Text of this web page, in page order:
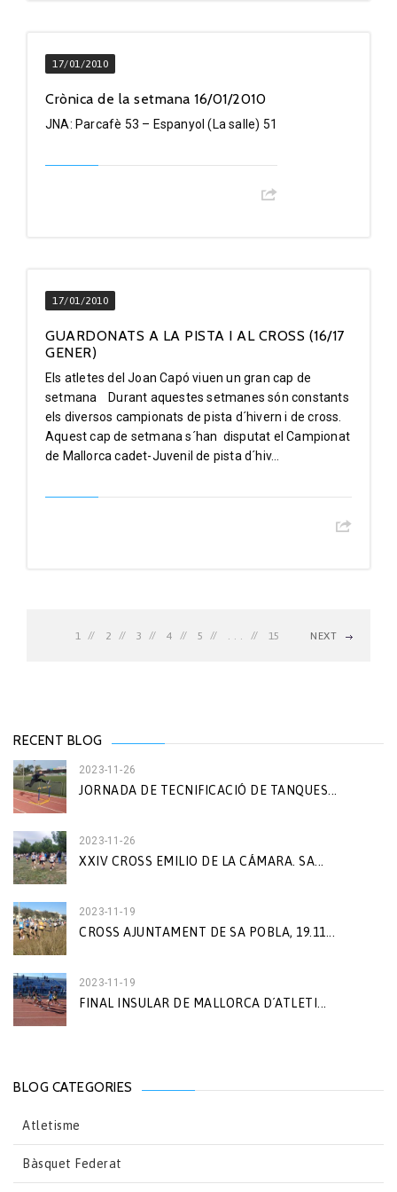
17/01/2010
Crònica de la setmana 16/01/2010
JNA: Parcafè 53 – Espanyol (La salle) 51
17/01/2010
GUARDONATS A LA PISTA I AL CROSS (16/17
GENER)
Els atletes del Joan Capó viuen un gran cap de
setmana Durant aquestes setmanes són constants
els diversos campionats de pista d´hivern i de cross.
Aquest cap de setmana s´han disputat el Campionat
de Mallorca cadet-Juvenil de pista d´hiv...
1 2 3 4 5 . . . 15 NEXT
RECENT BLOG
2023-11-26
JORNADA DE TECNIFICACIÓ DE TANQUES...
2023-11-26
XXIV CROSS EMILIO DE LA CÁMARA. SA...
2023-11-19
CROSS AJUNTAMENT DE SA POBLA, 19.11...
2023-11-19
FINAL INSULAR DE MALLORCA D´ATLETI...
BLOG CATEGORIES
Atletisme
Bàsquet Federat